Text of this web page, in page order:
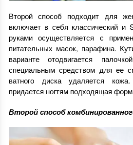
Второй способ подходит для
включает в себя классический и
руками осуществляется с
питательных масок, парафина.
варианте отодвигается
специальным средством для ее
ватного диска удаляется
придается ногтям подходящая
Второй способ